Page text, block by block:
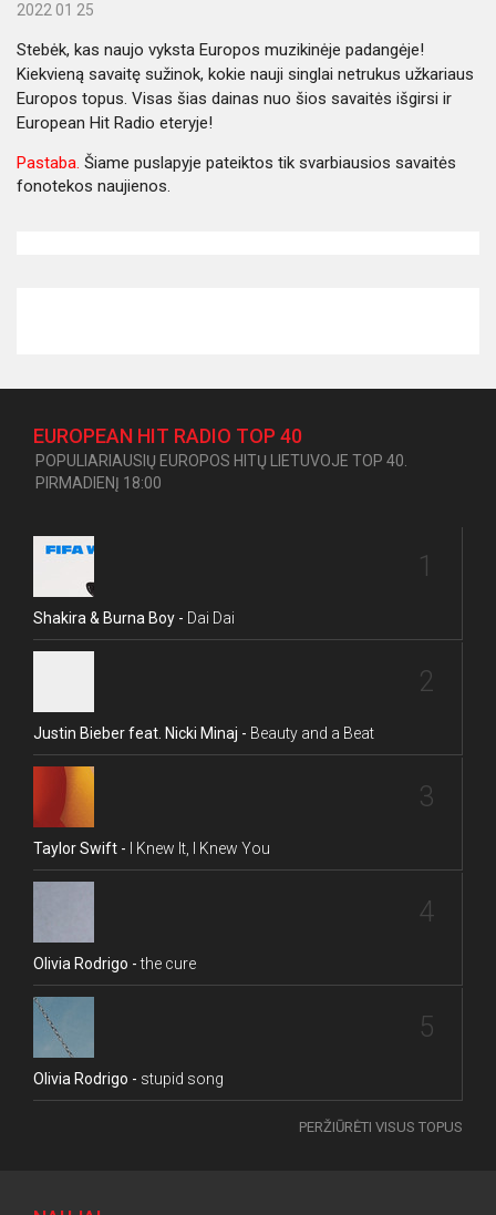
2022 01 25
Stebėk, kas naujo vyksta Europos muzikinėje padangėje!
Kiekvieną savaitę sužinok, kokie nauji singlai netrukus užkariaus
Europos topus. Visas šias dainas nuo šios savaitės išgirsi ir
European Hit Radio eteryje!
Pastaba. Šiame puslapyje pateiktos tik svarbiausios savaitės
fonotekos naujienos.
EUROPEAN HIT RADIO TOP 40
POPULIARIAUSIŲ EUROPOS HITŲ LIETUVOJE TOP 40.
PIRMADIENĮ 18:00
1
Shakira & Burna Boy - Dai Dai
2
Justin Bieber feat. Nicki Minaj - Beauty and a Beat
3
Taylor Swift - I Knew It, I Knew You
4
Olivia Rodrigo -the cure
5
Olivia Rodrigo - stupid song
PERŽIŪRĖTI VISUS TOPUS